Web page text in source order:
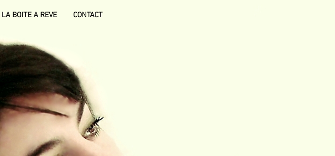
LA BOITE A REVE CONTACT